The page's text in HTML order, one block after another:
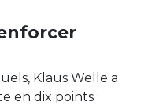
Klaus Welle a
en dix points :